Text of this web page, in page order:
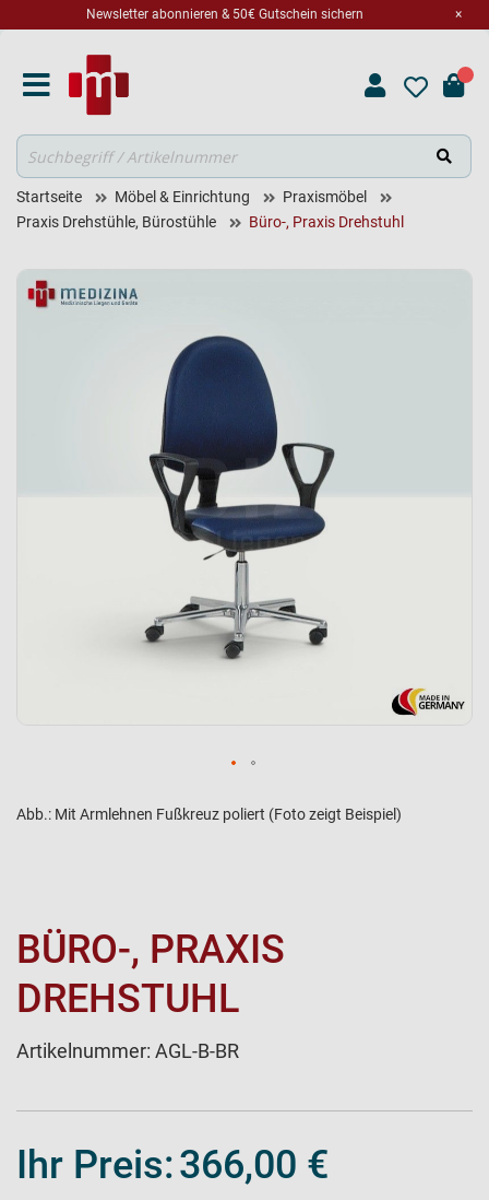
×
Newsletter abonnieren & 50€ Gutschein sichern
Suche
Startseite Möbel & Einrichtung
Praxismöbel
Praxis Drehstühle, Bürostühle
Büro-, Praxis Drehstuhl
Abb.: Mit Armlehnen Fußkreuz poliert (Foto zeigt Beispiel)
BÜRO-, PRAXIS
DREHSTUHL
Artikelnummer: AGL-B-BR
Ihr Preis:366,00 €